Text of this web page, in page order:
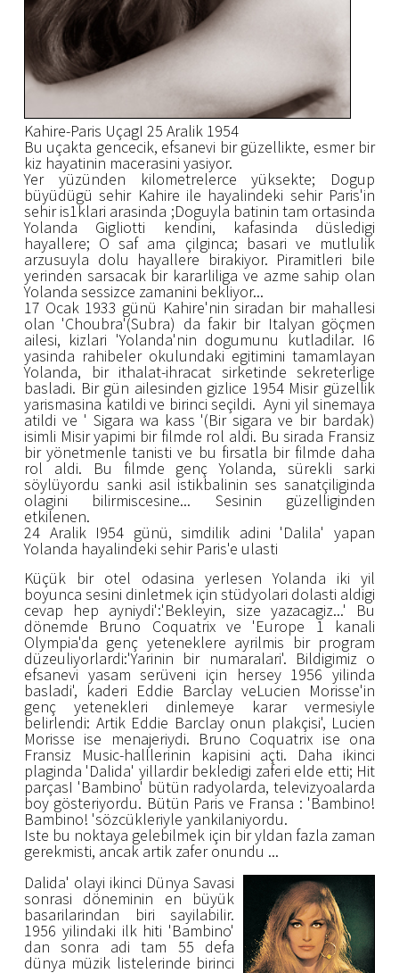
Kahire-Paris UçagI 25 Aralik 1954
Bu uçakta gencecik, efsanevi bir güzellikte, esmer bir
kiz hayatinin macerasini yasiyor.
Yer yüzünden kilometrelerce yüksekte; Dogup
büyüdügü sehir Kahire ile hayalindeki sehir Paris'in
sehir is1klari arasinda ;Doguyla batinin tam ortasinda
Yolanda Gigliotti kendini, kafasinda düsledigi
hayallere; O saf ama çilginca; basari ve mutlulik
arzusuyla dolu hayallere birakiyor. Piramitleri bile
yerinden sarsacak bir kararliliga ve azme sahip olan
Yolanda sessizce zamanini bekliyor...
17 Ocak 1933 günü Kahire'nin siradan bir mahallesi
olan 'Choubra'(Subra) da fakir bir Italyan göçmen
ailesi, kizlari 'Yolanda'nin dogumunu kutladilar. I6
yasinda rahibeler okulundaki egitimini tamamlayan
Yolanda, bir ithalat-ihracat sirketinde sekreterlige
basladi. Bir gün ailesinden gizlice 1954 Misir güzellik
yarismasina katildi ve birinci seçildi. Ayni yil sinemaya
atildi ve ' Sigara wa kass '(Bir sigara ve bir bardak)
isimli Misir yapimi bir filmde rol aldi. Bu sirada Fransiz
bir yönetmenle tanisti ve bu firsatla bir filmde daha
rol aldi. Bu filmde genç Yolanda, sürekli sarki
söylüyordu sanki asil istikbalinin ses sanatçiliginda
olagini bilirmiscesine... Sesinin güzelliginden
etkilenen.
24 Aralik I954 günü, simdilik adini 'Dalila' yapan
Yolanda hayalindeki sehir Paris'e ulasti
Küçük bir otel odasina yerlesen Yolanda iki yil
boyunca sesini dinletmek için stüdyolari dolasti aldigi
cevap hep ayniydi':'Bekleyin, size yazacagiz...' Bu
dönemde Bruno Coquatrix ve 'Europe 1 kanali
Olympia'da genç yeteneklere ayrilmis bir program
düzeuliyorlardi:'Yarinin bir numaralari'. Bildigimiz o
efsanevi yasam serüveni için hersey 1956 yilinda
basladi', kaderi Eddie Barclay veLucien Morisse'in
genç yetenekleri dinlemeye karar vermesiyle
belirlendi: Artik Eddie Barclay onun plakçisi', Lucien
Morisse ise menajeriydi. Bruno Coquatrix ise ona
Fransiz Music-halllerinin kapisini açti. Daha ikinci
plaginda 'Dalida' yillardir bekledigi zaferi elde etti; Hit
parçasI 'Bambino' bütün radyolarda, televizyoalarda
boy gösteriyordu. Bütün Paris ve Fransa : 'Bambino!
Bambino! 'sözcükleriyle yankilaniyordu.
Iste bu noktaya gelebilmek için bir yldan fazla zaman
gerekmisti, ancak artik zafer onundu ...
Dalida' olayi ikinci Dünya Savasi
sonrasi döneminin en büyük
basarilarindan biri sayilabilir.
1956 yilindaki ilk hiti 'Bambino'
dan sonra adi tam 55 defa
dünya müzik listelerinde birinci